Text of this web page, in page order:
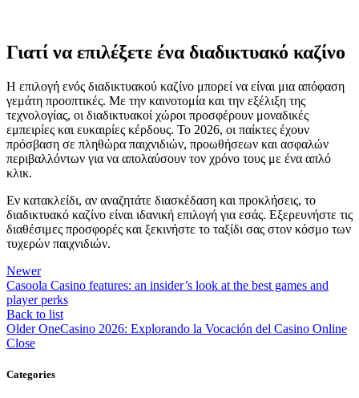
Γιατί να επιλέξετε ένα διαδικτυακό καζίνο
Η επιλογή ενός διαδικτυακού καζίνο μπορεί να είναι μια απόφαση
γεμάτη προοπτικές. Με την καινοτομία και την εξέλιξη της
τεχνολογίας, οι διαδικτυακοί χώροι προσφέρουν μοναδικές
εμπειρίες και ευκαιρίες κέρδους. Το 2026, οι παίκτες έχουν
πρόσβαση σε πληθώρα παιχνιδιών, προωθήσεων και ασφαλών
περιβαλλόντων για να απολαύσουν τον χρόνο τους με ένα απλό
κλικ.
Εν κατακλείδι, αν αναζητάτε διασκέδαση και προκλήσεις, το
διαδικτυακό καζίνο είναι ιδανική επιλογή για εσάς. Εξερευνήστε τις
διαθέσιμες προσφορές και ξεκινήστε το ταξίδι σας στον κόσμο των
τυχερών παιχνιδιών.
Newer
Casoola Casino features: an insider’s look at the best games and
player perks
Back to list
Older OneCasino 2026: Explorando la Vocación del Casino Online
Close
Categories